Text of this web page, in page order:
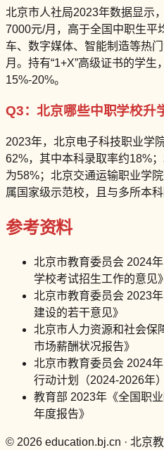
北京市人社局2023年数据显示
7000元/月，高于全国中职生平
车、数字媒体、智能制造等热
月。持有“1+X”高级证书的学生
15%-20%。
Q3：北京哪些中职学校升
2023年，北京电子科技职业学
62%，其中本科录取率约18%
为58%；北京交通运输职业学
属国家级示范校，且与多所本科
参考资料
北京市教育委员会 2024
学校考试招生工作的意见》
北京市教育委员会 2023
建设的若干意见》
北京市人力资源和社会保
市场薪酬状况报告》
北京市教育委员会 2024
行动计划（2024-2026年）
教育部 2023年《全国职
年度报告》
© 2026 education.bj.cn · 北京